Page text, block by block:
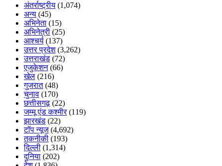
अंतर्राष्ट्रीय (1,074)
अन्य (45)
अभिनेता (15)
अभिनेत्री (25)
आश्चर्य (137)
उत्तर प्रदेश(3,262)
उत्तराखंड (72)
एजुकेशन(66)
खेल (216)
गुजरात(48)
चुनाव (170)
छत्तीसगढ़ (22)
जम्मू एंड कश्मीर(119)
झारखंड (22)
टॉप न्यूज(4,692)
तकनीकी (193)
दिल्ली (1,314)
दुनिया (202)